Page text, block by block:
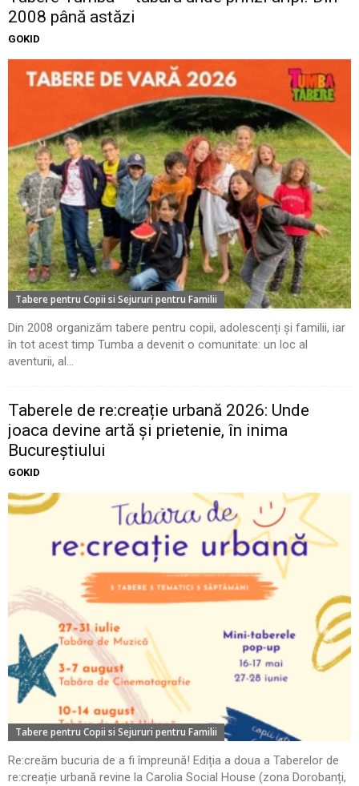
2008 până astăzi
GOKID
Tabere pentru Copii si Sejururi pentru Familii
Din 2008 organizăm tabere pentru copii, adolescenți și familii, iar
în tot acest timp Tumba a devenit o comunitate: un loc al
aventurii, al...
Taberele de re:creație urbană 2026: Unde
joaca devine artă și prietenie, în inima
Bucureștiului
GOKID
Tabere pentru Copii si Sejururi pentru Familii
Re:creăm bucuria de a fi împreună! Ediția a doua a Taberelor de
re:creație urbană revine la Carolia Social House (zona Dorobanți,